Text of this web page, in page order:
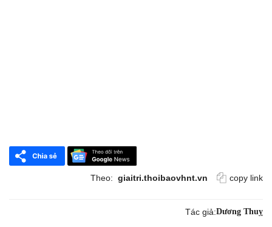
Theo: giaitri.thoibaovhnt.vn copy link
Tác giả:Dương Thuỵ